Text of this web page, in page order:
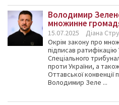
Володимир
множинне
15.07.2025
Діана
Окрім закону про
підписав
Спеціального
проти України, а
Оттавської конвенції
Володимир Зеле ...